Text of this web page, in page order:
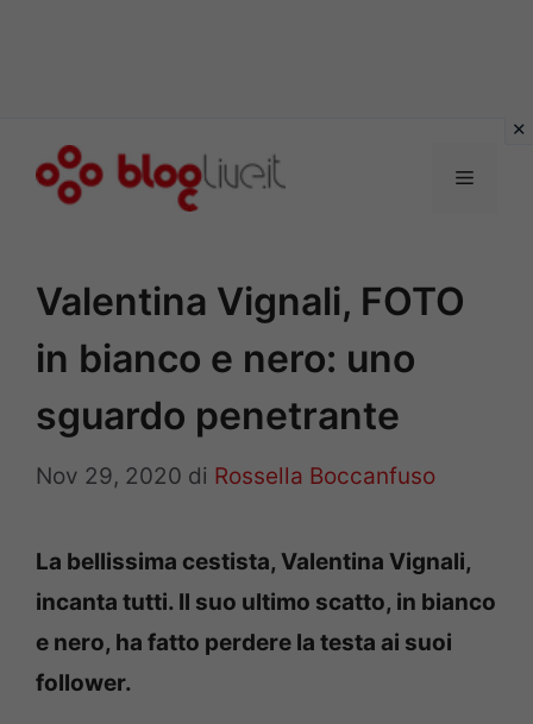
Menu
Valentina Vignali, FOTO
in bianco e nero: uno
sguardo penetrante
Nov 29, 2020 di Rossella Boccanfuso
La bellissima cestista, Valentina Vignali,
incanta tutti. Il suo ultimo scatto, in bianco
e nero, ha fatto perdere la testa ai suoi
follower.